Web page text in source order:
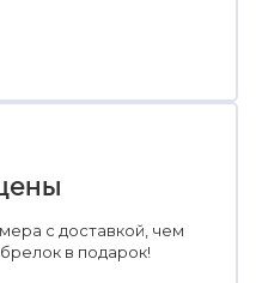
с доставкой, чем
в подарок!